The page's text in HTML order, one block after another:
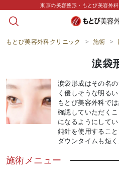
東京の美容整形・もとび美容外
string(0) ""
もとび美容外科クリニック > 施術 >
涙袋
涙袋形成はその名
く優しそうな明る
もとび美容外科で
確認していただく
になるようにしてい
鈍針を使用するこ
ダウンタイムも短く
施術メニュー